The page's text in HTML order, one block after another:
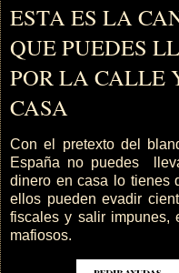
ESTA ES LA
QUE PUEDES
POR LA CALLE
CASA
Con el pretexto del
España no puedes
dinero en casa lo tienes
ellos pueden evadir
fiscales y salir impunes,
mafiosos.